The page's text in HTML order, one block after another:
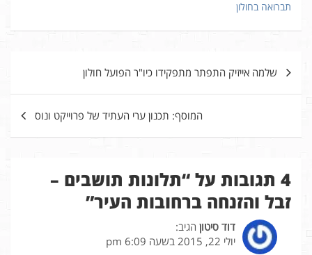
תברואה בחולון
שלמה אייזיק התפתר מתפקידו כיו"ר הפועל חולון
המוסף: תכנון ערי העתיד של פרוייקט ונוס
4 תגובות על “
תלונות תושבים –
זבל והזנחה ברחובות העיר”
דוד סיטון הגיב:
יולי 22, 2015 בשעה 6:09 pm